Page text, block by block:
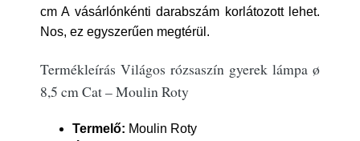
cm A vásárlónkénti darabszám korlátozott lehet.
Nos, ez egyszerűen megtérül.
Termékleírás Világos rózsaszín gyerek lámpa ø
8,5 cm Cat – Moulin Roty
Termelő: Moulin Roty